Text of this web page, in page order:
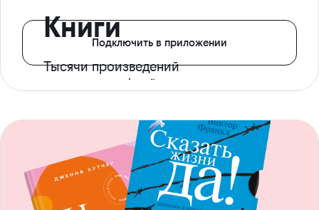
Книги
Тысячи произведений
с доступом офлайн
Подключить в приложении